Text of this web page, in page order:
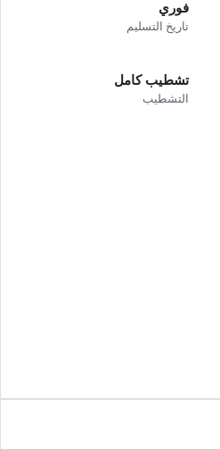
فوري
تاريخ التسليم
تشطيب كامل
التشطيب